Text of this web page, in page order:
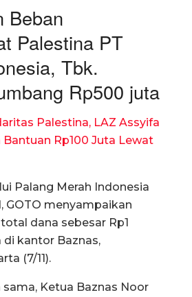
Beban
Palestina PT
Tbk.
Rp500 juta
Palestina, LAZ Assyifa
Bantuan Rp100 Juta Lewat
Palang Merah Indonesia
GOTO menyampaikan
dana sebesar Rp1
di kantor Baznas,
(7/11).
Ketua Baznas Noor